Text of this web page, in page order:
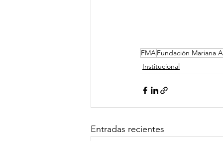
FMA Fundación Mariana
Institucional
Entradas recientes